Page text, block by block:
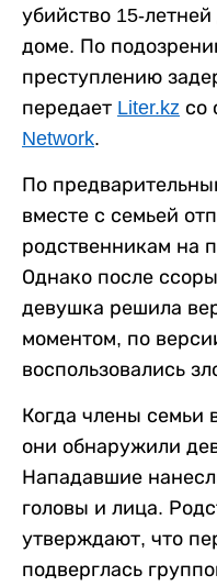
убийство 15-
доме. По
преступлению
передает Liter.kz со
Network.
По
вместе с семьей
родственникам на
Однако после
девушка решила
моментом, по
воспользовались
Когда члены семьи
они обнаружили
Нападавшие
головы и лица.
утверждают, что
подверглась